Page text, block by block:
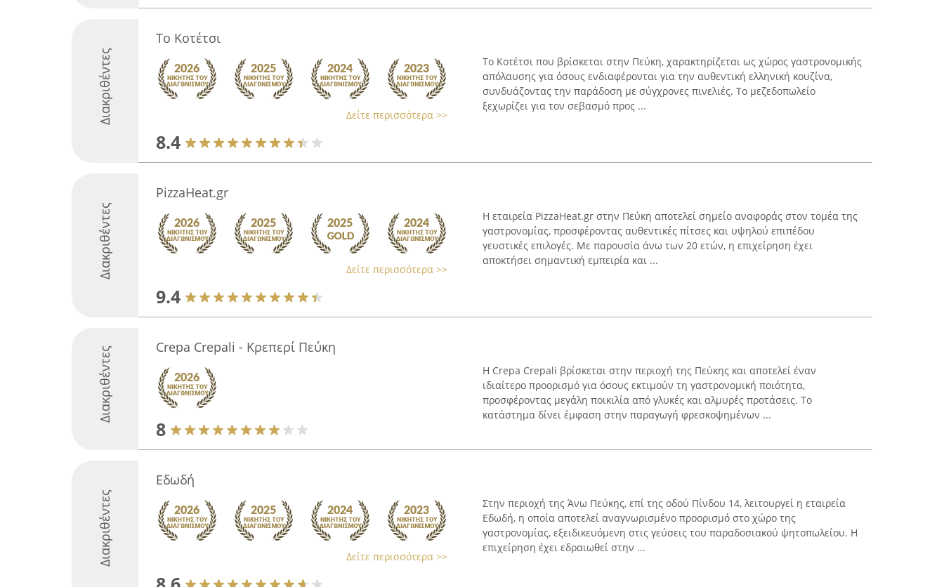
Διακριθέντες
Το Κοτέτσι
Δείτε περισσότερα >>
8.4
Το Κοτέτσι που βρίσκεται στην Πεύκη, χαρακτηρίζεται ως χώρος γαστρονομικής
απόλαυσης για όσους ενδιαφέρονται για την αυθεντική ελληνική κουζίνα,
συνδυάζοντας την παράδοση με σύγχρονες πινελιές. Το μεζεδοπωλείο
ξεχωρίζει για τον σεβασμό προς ...
Διακριθέντες
PizzaHeat.gr
Δείτε περισσότερα >>
9.4
Η εταιρεία PizzaHeat.gr στην Πεύκη αποτελεί σημείο αναφοράς στον τομέα της
γαστρονομίας, προσφέροντας αυθεντικές πίτσες και υψηλού επιπέδου
γευστικές επιλογές. Με παρουσία άνω των 20 ετών, η επιχείρηση έχει
αποκτήσει σημαντική εμπειρία και ...
Διακριθέντες Crepa Crepali - Κρεπερί Πεύκη
8
Η Crepa Crepali βρίσκεται στην περιοχή της Πεύκης και αποτελεί έναν
ιδιαίτερο προορισμό για όσους εκτιμούν τη γαστρονομική ποιότητα,
προσφέροντας μεγάλη ποικιλία από γλυκές και αλμυρές προτάσεις. Το
κατάστημα δίνει έμφαση στην παραγωγή φρεσκοψημένων ...
Διακριθέντες
Εδωδή
Δείτε περισσότερα >>
Στην περιοχή της Άνω Πεύκης, επί της οδού Πίνδου 14, λειτουργεί η εταιρεία
Εδωδή, η οποία αποτελεί αναγνωρισμένο προορισμό στο χώρο της
γαστρονομίας, εξειδικευόμενη στις γεύσεις του παραδοσιακού ψητοπωλείου. Η
επιχείρηση έχει εδραιωθεί στην ...